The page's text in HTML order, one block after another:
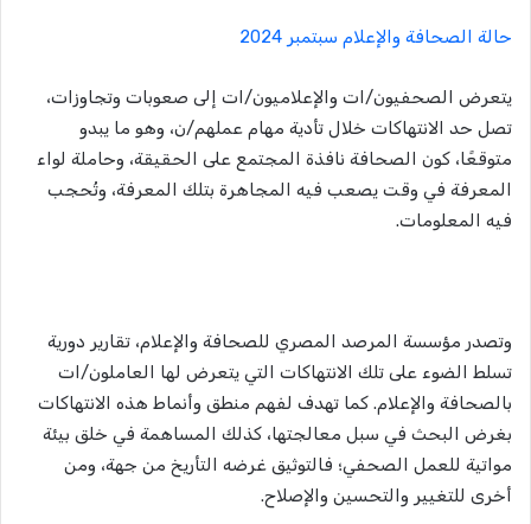
حالة الصحافة والإعلام سبتمبر 2024
يتعرض الصحفيون/ات والإعلاميون/ات إلى صعوبات وتجاوزات،
تصل حد الانتهاكات خلال تأدية مهام عملهم/ن، وهو ما يبدو
متوقعًا، كون الصحافة نافذة المجتمع على الحقيقة، وحاملة لواء
المعرفة في وقت يصعب فيه المجاهرة بتلك المعرفة، وتُحجب
فيه المعلومات.
وتصدر مؤسسة المرصد المصري للصحافة والإعلام، تقارير دورية
تسلط الضوء على تلك الانتهاكات التي يتعرض لها العاملون/ات
بالصحافة والإعلام. كما تهدف لفهم منطق وأنماط هذه الانتهاكات
بغرض البحث في سبل معالجتها، كذلك المساهمة في خلق بيئة
مواتية للعمل الصحفي؛ فالتوثيق غرضه التأريخ من جهة، ومن
أخرى للتغيير والتحسين والإصلاح.